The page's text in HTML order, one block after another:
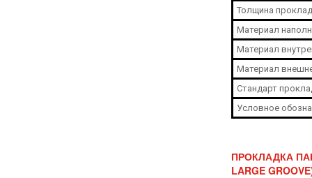
Толщина
Материал
Материал
Материал
Стандарт
Условное
ПРОКЛАДКА
LARGE